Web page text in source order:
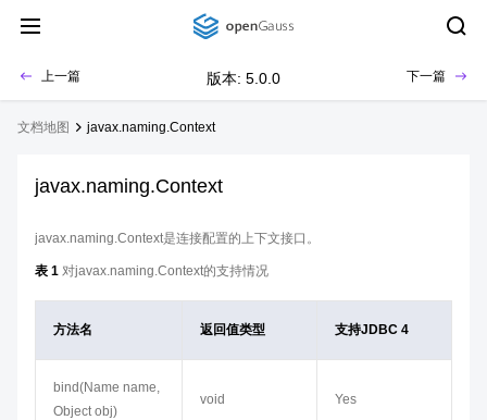
上一篇 版本: 5.0.0 下一篇
文档地图 javax.naming.Context
javax.naming.Context
javax.naming.Context是连接配置的上下文接口。
表 1 对javax.naming.Context的支持情况
方法名 返回值类型 支持JDBC 4
bind(Name name,
Object obj)
void Yes